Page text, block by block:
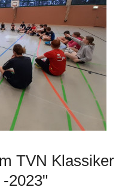
TVN Klassiker
2023"